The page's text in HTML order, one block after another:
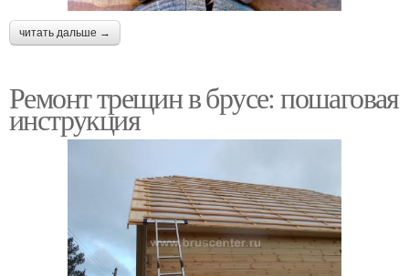
читать дальше →
Ремонт трещин в брусе: пошаговая
инструкция